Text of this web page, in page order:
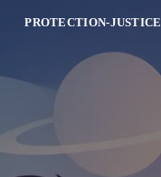
PROTECTION-JUSTICE